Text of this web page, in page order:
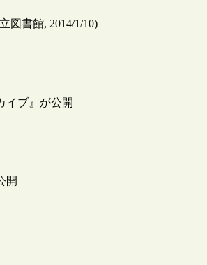
図書館, 2014/1/10)
イブ』が公開
開